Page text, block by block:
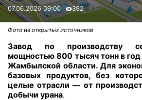
07.06.2026 09:00 392
Фото из открытых источников
Завод по производству
мощностью 800 тысяч тонн в год
Жамбылской области. Для
базовых продуктов, без
целые отрасли — от
добычи урана.